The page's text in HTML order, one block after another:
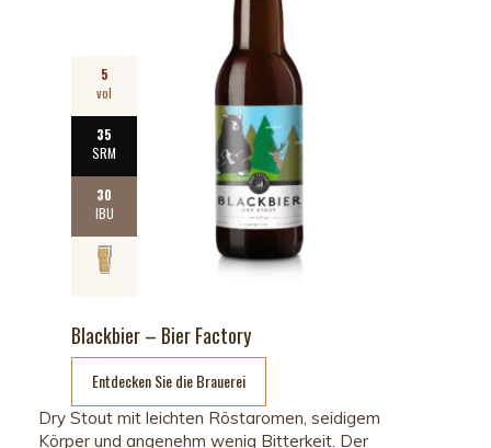
Blackbier – Bier Factory
5
vol
35
SRM
30
IBU
Entdecken Sie die Brauerei
Dry Stout mit leichten Röstaromen, seidigem
Körper und angenehm wenig Bitterkeit. Der